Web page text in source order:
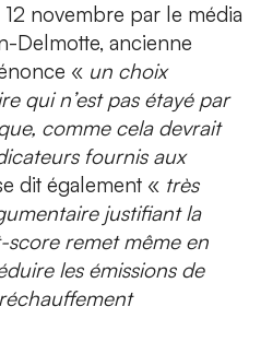
novembre par le média
Delmotte, ancienne
« un choix
qui n’est pas étayé par
comme cela devrait
fournis aux
dit également « très
justifiant la
remet même en
les émissions de